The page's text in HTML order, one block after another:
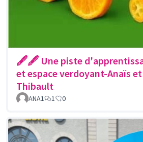
🖋🖋 Une piste
et espace verdoyant-Anaïs et
Thibault
ANA1 1 0